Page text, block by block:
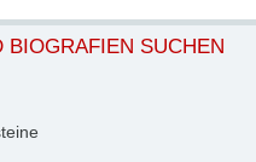
BIOGRAFIEN SUCHEN